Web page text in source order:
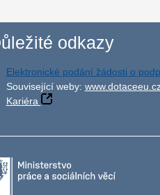
odkazy
Elektronické podání žádosti o
Související weby:
Kariéra